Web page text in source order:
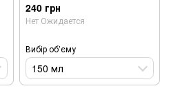
240 грн
Нет Ожидается
Вибір об’єму
150 мл